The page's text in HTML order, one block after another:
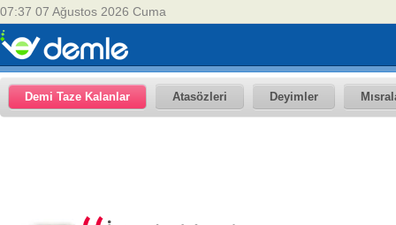
07:37 07 Ağustos 2026 Cuma
Demi Taze Kalanlar Atasözleri Deyimler